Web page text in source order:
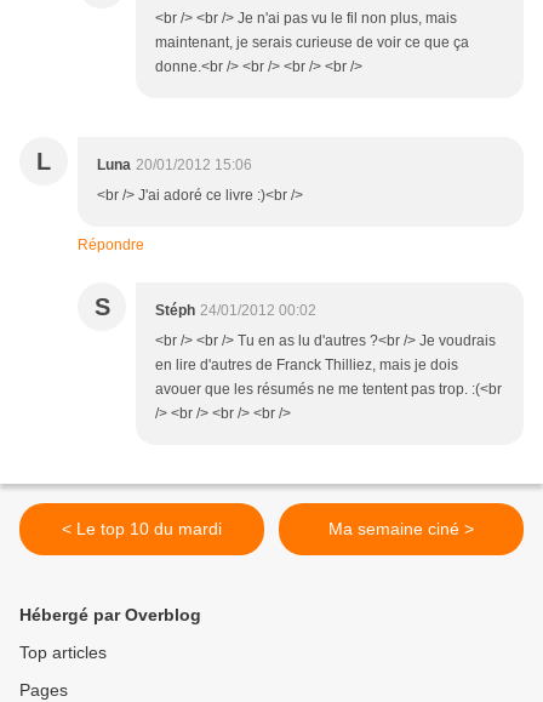
<br /> <br /> Je n'ai pas vu le fil non plus, mais
maintenant, je serais curieuse de voir ce que ça
donne.<br /> <br /> <br /> <br />
L Luna 20/01/2012 15:06
<br /> J'ai adoré ce livre :)<br />
Répondre
S Stéph 24/01/2012 00:02
<br /> <br /> Tu en as lu d'autres ?<br /> Je voudrais
en lire d'autres de Franck Thilliez, mais je dois
avouer que les résumés ne me tentent pas trop. :(<br
/> <br /> <br /> <br />
< Le top 10 du mardi Ma semaine ciné >
Hébergé par Overblog
Top articles
Pages